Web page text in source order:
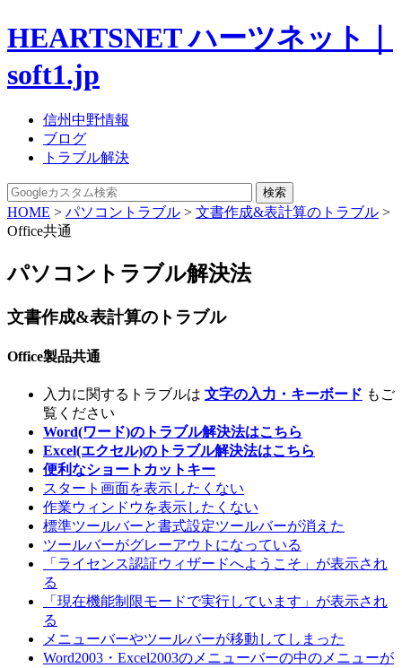
HEARTSNET ハーツネット｜
soft1.jp
信州中野情報
ブログ
トラブル解決
HOME > パソコントラブル > 文書作成&表計算のトラブル >
Office共通
パソコントラブル解決法
文書作成&表計算のトラブル
Office製品共通
入力に関するトラブルは 文字の入力・キーボード もご
覧ください
Word(ワード)のトラブル解決法はこちら
Excel(エクセル)のトラブル解決法はこちら
便利なショートカットキー
スタート画面を表示したくない
作業ウィンドウを表示したくない
標準ツールバーと書式設定ツールバーが消えた
ツールバーがグレーアウトになっている
「ライセンス認証ウィザードへようこそ」が表示され
る
「現在機能制限モードで実行しています」が表示され
る
メニューバーやツールバーが移動してしまった
Word2003・Excel2003のメニューバーの中のメニューが